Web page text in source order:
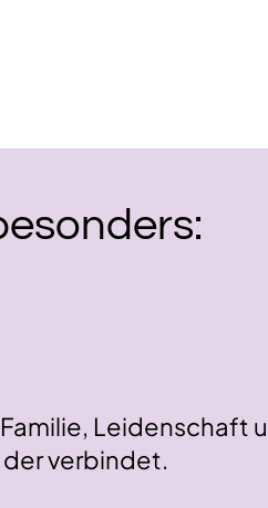
Leidenschaft
verbindet.